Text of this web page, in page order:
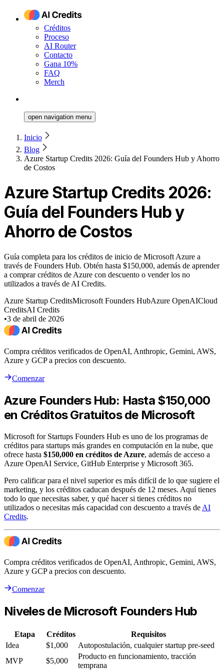
Créditos
Proceso
AI Router
Contacto
Gana 10%
FAQ
Merch
open navigation menu
Inicio
Blog
Azure Startup Credits 2026: Guía del Founders Hub y Ahorro
de Costos
Azure Startup Credits 2026:
Guía del Founders Hub y
Ahorro de Costos
Guía completa para los créditos de inicio de Microsoft Azure a
través de Founders Hub. Obtén hasta $150,000, además de aprender
a comprar créditos de Azure con descuento o vender los no
utilizados a través de AI Credits.
Azure Startup CreditsMicrosoft Founders HubAzure OpenAICloud
CreditsAI Credits
•3 de abril de 2026
Compra créditos verificados de OpenAI, Anthropic, Gemini, AWS,
Azure y GCP a precios con descuento.
Comenzar
Azure Founders Hub: Hasta $150,000
en Créditos Gratuitos de Microsoft
Microsoft for Startups Founders Hub es uno de los programas de
créditos para startups más grandes en computación en la nube, que
ofrece hasta $150,000 en créditos de Azure, además de acceso a
Azure OpenAI Service, GitHub Enterprise y Microsoft 365.
Pero calificar para el nivel superior es más difícil de lo que sugiere el
marketing, y los créditos caducan después de 12 meses. Aquí tienes
todo lo que necesitas saber, y qué hacer si tienes créditos no
utilizados o necesitas más capacidad con descuento a través de AI
Credits.
Compra créditos verificados de OpenAI, Anthropic, Gemini, AWS,
Azure y GCP a precios con descuento.
Comenzar
Niveles de Microsoft Founders Hub
Etapa Créditos
Requisitos
Idea
$1,000
Autopostulación, cualquier startup pre-seed
MVP
$5,000
Producto en funcionamiento, tracción
temprana